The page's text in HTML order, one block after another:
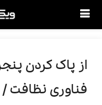
از پاک کردن
فناوری نظافت /